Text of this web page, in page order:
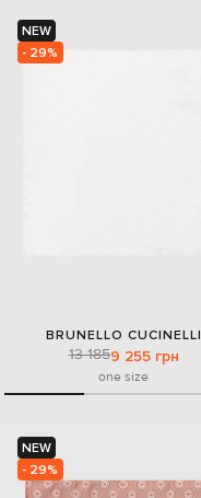
NEW
- 29%
BRUNELLO CUCINELLI
13 1859 255 грн
one size
NEW
- 29%